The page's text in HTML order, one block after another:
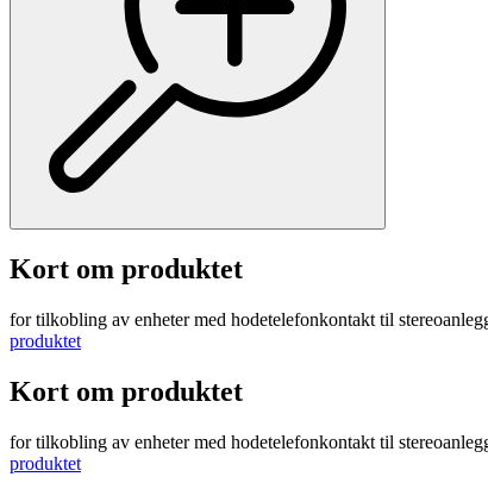
Kort om produktet
for tilkobling av enheter med hodetelefonkontakt til
produktet
Kort om produktet
for tilkobling av enheter med hodetelefonkontakt til
produktet